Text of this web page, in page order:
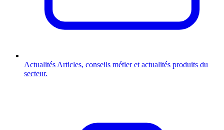
Actualités Articles, conseils métier et actualités produits du
secteur.